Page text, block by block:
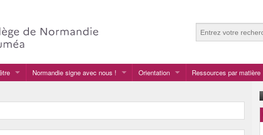
Normandie signe avec nous !
Orientation
Ressources par matière